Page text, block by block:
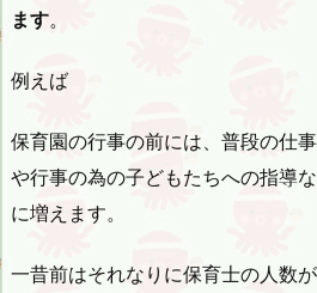
ます。
例えば
保育園の行事の前には、普段の仕
や行事の為の子どもたちへの指導
に増えます。
一昔前はそれなりに保育士の人数が